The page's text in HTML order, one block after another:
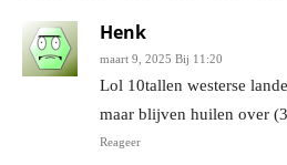
Henk
maart 9, 2025 Bij 11:20
Lol 10tallen westerse
maar blijven huilen over
Reageer